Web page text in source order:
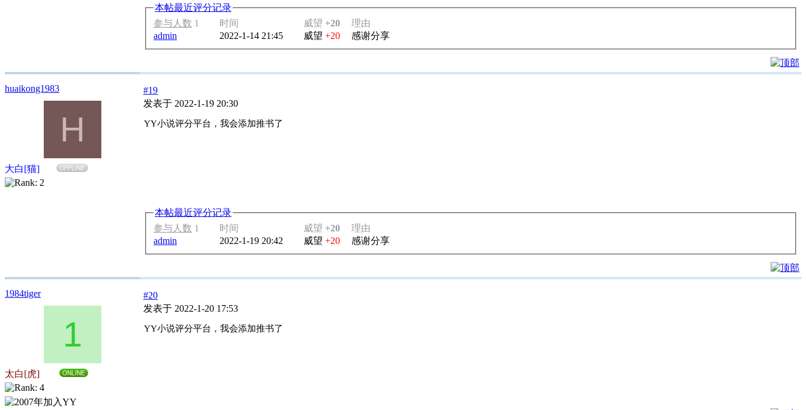
本帖最近评分记录
参与人数 1 时间 威望 +20
理由
admin
2022-1-14 21:45 威望 +20 感谢分享
huaikong1983
H
大白[猫] OFFLINE
#19
发表于 2022-1-19 20:30
YY小说评分平台，我会添加推书了
本帖最近评分记录
参与人数 1 时间 威望 +20
理由
admin
2022-1-19 20:42 威望 +20 感谢分享
1984tiger
1
太白[虎] ONLINE
#20
发表于 2022-1-20 17:53
YY小说评分平台，我会添加推书了